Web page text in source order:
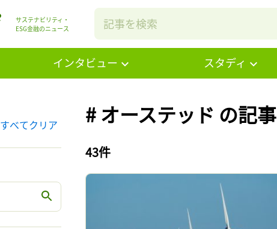
サステナビリティ・
ESG金融のニュース
インタビュー スタディ
すべてクリア # オーステッド の記事
43件